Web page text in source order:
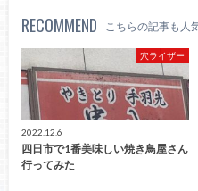
RECOMMEND こちらの記事も人
穴ライザー
2022.12.6
四日市で1番美味しい焼き鳥屋さん
行ってみた